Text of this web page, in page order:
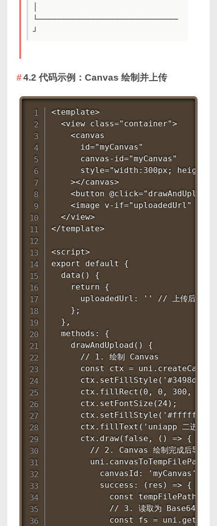
└─────────────────────────────
┘
4.2 代码示例：Canvas 绘制并上传
<template>
  <view class="container">
    <canvas
      id="myCanvas"
      canvas-id="myCanvas"
style="width:300px;
    ></canvas>
<button
<image v-if="uploadedUrl"
  </view>
</template>
<script>
export default {
  data() {
    return {
uploadedUrl: '' // 上传后返回的
    };
  },
  methods: {
    drawAndUpload() {
      // 1. 绘制 Canvas
const ctx =
      ctx.setFillStyle('#3498db');
ctx.fillRect(0, 0, 300,
      ctx.setFontSize(24);
      ctx.setFillStyle('#ffffff');
ctx.fillText('uniapp 二进制
      ctx.draw(false, () => {
// 2. Canvas 绘制完成后导出临
        uni.canvasToTempFilePath({
          canvasId: 'myCanvas',
          success: (res) => {
const tempFilePath =
            // 3. 读取为 Base64
const fs =